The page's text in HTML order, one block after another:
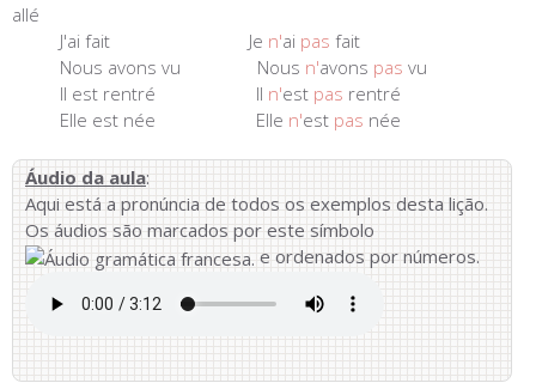
allé
J'ai fait Je n'ai pas fait
Nous avons vu Nous n'avons pas vu
Il est rentré Il n'est pas rentré
Elle est née Elle n'est pas née
Áudio da aula:
Aqui está a pronúncia de todos os exemplos desta lição.
Os áudios são marcados por este símbolo
e ordenados por números.